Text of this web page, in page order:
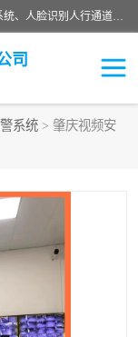
广州百灵智能科技有限公司是一家专业从事车牌识别系统、人脸识别人行通道、安防监控交通设施、停车场智能管理系统、停车场云平台、车牌识别一体机、自动道闸、通道设备、交通设施及交通划线等产品研发、生产和销售的高新技术企业。
司
系统 > 肇庆视频安